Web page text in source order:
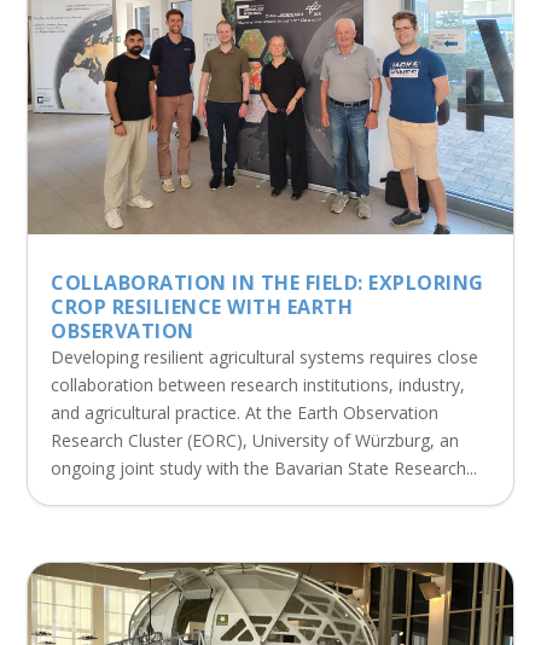
COLLABORATION IN THE FIELD: EXPLORING
CROP RESILIENCE WITH EARTH
OBSERVATION
Developing resilient agricultural systems requires close
collaboration between research institutions, industry,
and agricultural practice. At the Earth Observation
Research Cluster (EORC), University of Würzburg, an
ongoing joint study with the Bavarian State Research...